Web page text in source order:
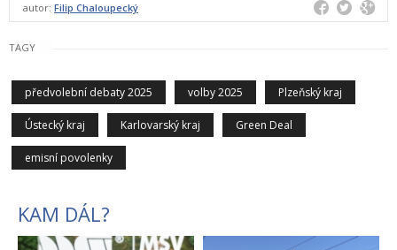
autor: Filip Chaloupecký
TAGY
předvolební debaty 2025 volby 2025 Plzeňský kraj
Ústecký kraj Karlovarský kraj Green Deal
emisní povolenky
KAM DÁL?